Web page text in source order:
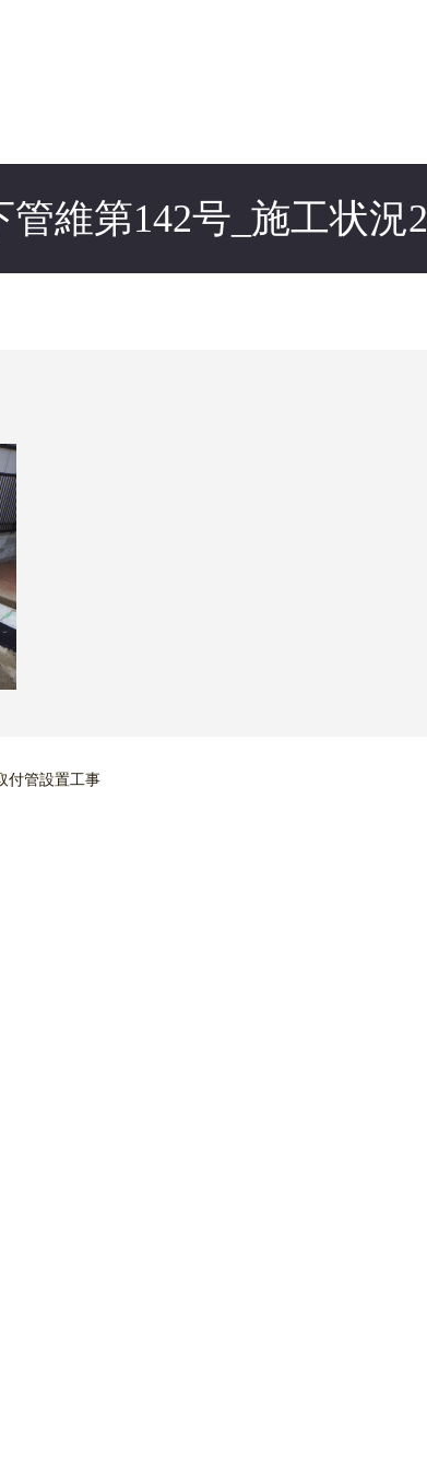
管維第142号_施工状況2
付管設置工事